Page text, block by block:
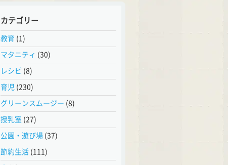
カテゴリー
教育 (1)
マタニティ (30)
レシピ (8)
育児 (230)
グリーンスムージー (8)
授乳室 (27)
公園・遊び場 (37)
節約生活 (111)